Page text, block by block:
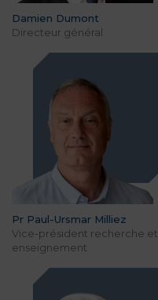
Damien Dumont
Directeur général
Pr Paul-Ursmar Milliez
Vice-président recherche et
enseignement